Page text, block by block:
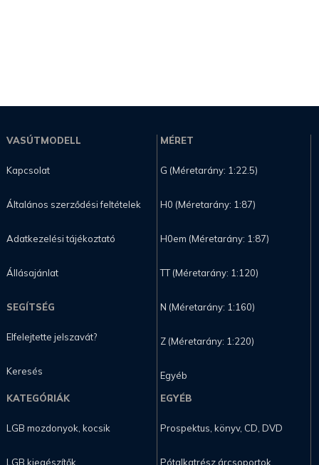
VASÚTMODELL
Kapcsolat
Általános szerződési feltételek
Adatkezelési tájékoztató
Állásajánlat
SEGÍTSÉG
Elfelejtette jelszavát?
Keresés
MÉRET
G (Méretarány: 1:22.5)
H0 (Méretarány: 1:87)
H0em (Méretarány: 1:87)
TT (Méretarány: 1:120)
N (Méretarány: 1:160)
Z (Méretarány: 1:220)
Egyéb
KATEGÓRIÁK
LGB mozdonyok, kocsik
LGB kiegészítők
EGYÉB
Prospektus, könyv, CD, DVD
Pótalkatrész árcsoportok